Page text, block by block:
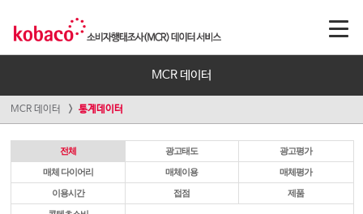
MCR 데이터
MCR 데이터 통계데이터
전체 광고태도 광고평가
매체 다이어리 매체이용 매체평가
이용시간 접점 제품